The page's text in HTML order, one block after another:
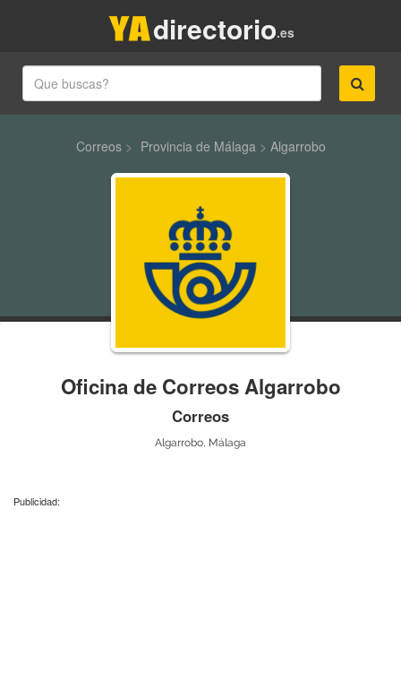
.es
directorio
Correos> Provincia de Málaga> Algarrobo
Oficina de Correos Algarrobo
Correos
Algarrobo, Málaga
Publicidad: